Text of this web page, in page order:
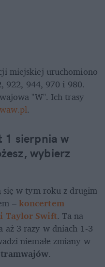
miejskiej uruchomiono
922, 944, 970 i 980.
"W". Ich trasy
.
1 sierpnia w
wybierz
się w tym roku z drugim
– koncertem
Taylor Swift. Ta na
aż 3 razy w dniach 1-3
sierpnia. To również wprowadzi niemałe zmiany w
.